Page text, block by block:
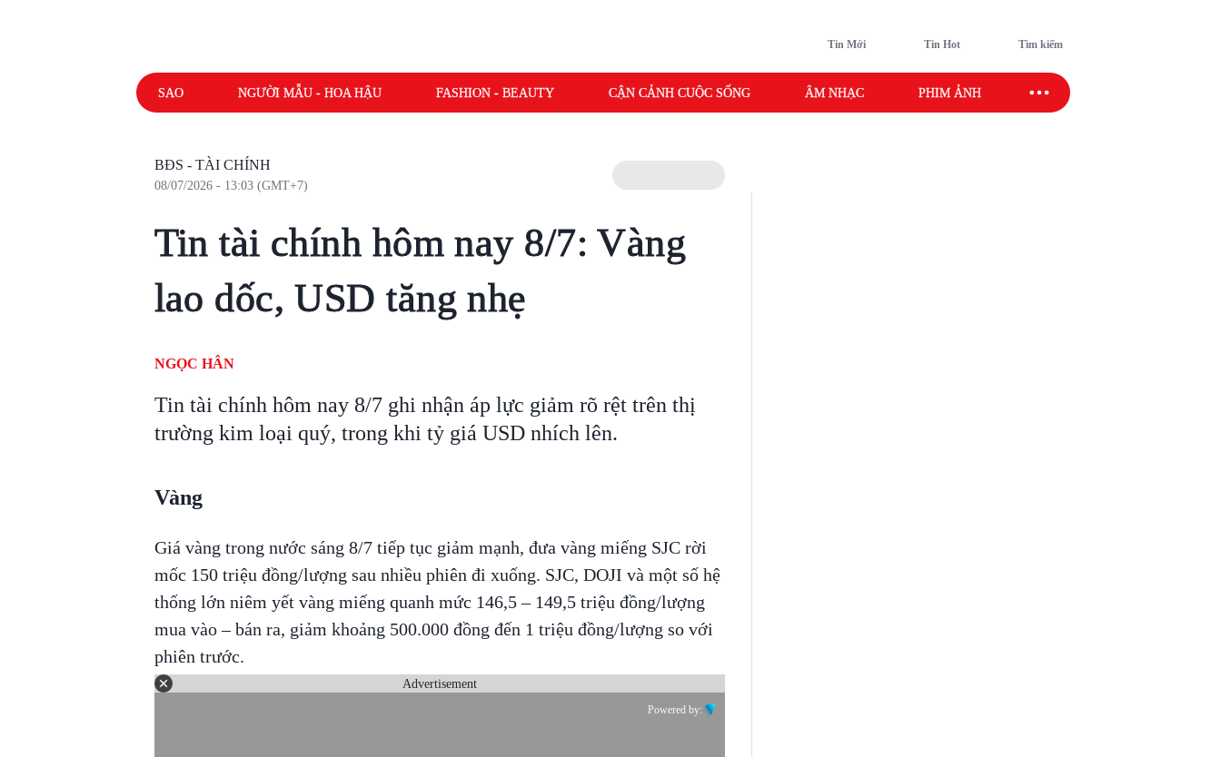
Tin Mới Tin Hot Tìm kiếm
SAO NGƯỜI MẪU - HOA HẬU FASHION - BEAUTY CẬN CẢNH CUỘC SỐNG ÂM NHẠC PHIM ẢNH SAO SPORT
BĐS - TÀI CHÍNH
08/07/2026 - 13:03 (GMT+7)
Tin tài chính hôm nay 8/7: Vàng
lao dốc, USD tăng nhẹ
NGỌC HÂN
Tin tài chính hôm nay 8/7 ghi nhận áp lực giảm rõ rệt trên thị
trường kim loại quý, trong khi tỷ giá USD nhích lên.
Vàng
Giá vàng trong nước sáng 8/7 tiếp tục giảm mạnh, đưa vàng miếng SJC rời
mốc 150 triệu đồng/lượng sau nhiều phiên đi xuống. SJC, DOJI và một số hệ
thống lớn niêm yết vàng miếng quanh mức 146,5 – 149,5 triệu đồng/lượng
mua vào – bán ra, giảm khoảng 500.000 đồng đến 1 triệu đồng/lượng so với
phiên trước.
Advertisement
Powered by: